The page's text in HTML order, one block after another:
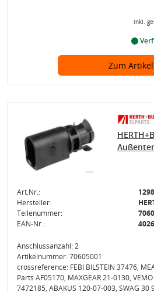
inkl.
Zum Artikel
Art.Nr.:
Hersteller:
Teilenummer:
EAN-Nr.:
Anschlussanzahl: 2
Artikelnummer: 70605001
crossreference: FEBI BILSTEIN 37476,
Parts AF05170, MAXGEAR 21-0130,
7472185, ABAKUS 120-07-003, SWAG 30